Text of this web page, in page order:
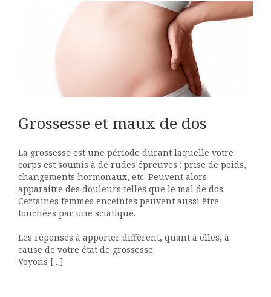
Grossesse et maux de dos
La grossesse est une période durant laquelle votre
corps est soumis à de rudes épreuves : prise de poids,
changements hormonaux, etc. Peuvent alors
apparaitre des douleurs telles que le mal de dos.
Certaines femmes enceintes peuvent aussi être
touchées par une sciatique.
Les réponses à apporter diffèrent, quant à elles, à
cause de votre état de grossesse.
Voyons […]